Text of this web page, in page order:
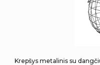
Krepšys metalinis su